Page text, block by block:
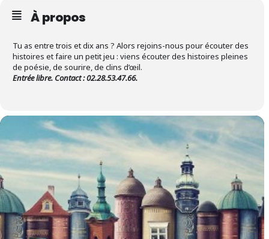
À propos
Tu as entre trois et dix ans ? Alors rejoins-nous pour écouter des
histoires et faire un petit jeu : viens écouter des histoires pleines
de poésie, de sourire, de clins d’œil.
Entrée libre. Contact : 02.28.53.47.66.